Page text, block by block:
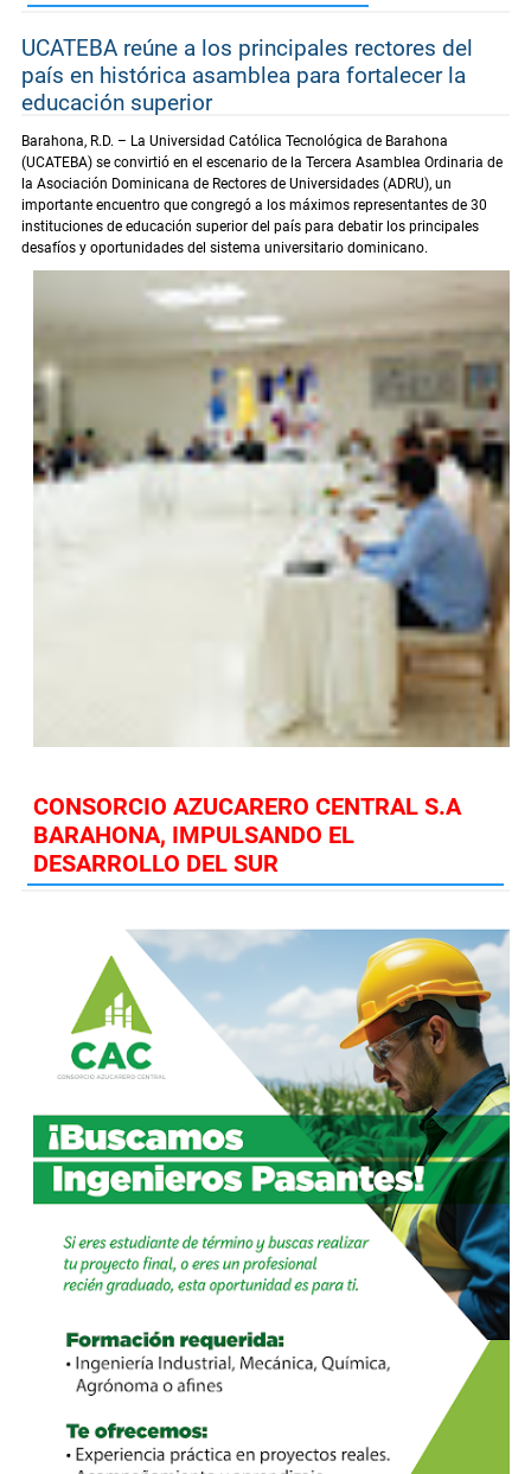
UCATEBA reúne a los principales rectores del
país en histórica asamblea para fortalecer la
educación superior
Barahona, R.D. – La Universidad Católica Tecnológica de Barahona
(UCATEBA) se convirtió en el escenario de la Tercera Asamblea Ordinaria de
la Asociación Dominicana de Rectores de Universidades (ADRU), un
importante encuentro que congregó a los máximos representantes de 30
instituciones de educación superior del país para debatir los principales
desafíos y oportunidades del sistema universitario dominicano.
CONSORCIO AZUCARERO CENTRAL S.A
BARAHONA, IMPULSANDO EL
DESARROLLO DEL SUR